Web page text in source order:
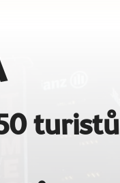
turistů